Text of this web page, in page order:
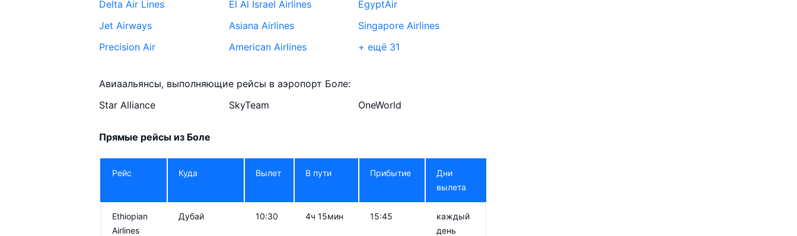
Delta Air Lines
El Al Israel Airlines
EgyptAir
Jet Airways
Asiana Airlines
Singapore Airlines
Precision Air
American Airlines
+ ещё 31
Scandinavian Airlines
Bangkok Airways
China Eastern Airlines
Ukraine International
Qatar Airways
Kuwait Airways
Авиаальянсы, выполняющие рейсы в аэропорт Боле:
Star Alliance
SkyTeam OneWorld
Прямые рейсы из Боле
Рейс Куда Вылет В пути Прибытие
Дни
вылета
Ethiopian
Airlines
Дубай 10:30 4ч 15мин 15:45
каждый
день